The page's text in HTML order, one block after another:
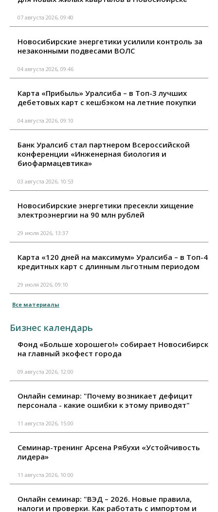
07 августа 2026, 09:40
Новосибирские энергетики усилили контроль за
незаконными подвесами ВОЛС
04 августа 2026, 09:46
Карта «Прибыль» Уралсиба – в Топ-3 лучших
дебетовых карт с кешбэком на летние покупки
04 августа 2026, 09:10
Банк Уралсиб стал партнером Всероссийской
конференции «Инженерная биология и
биофармацевтика»
03 августа 2026, 10:53
Новосибирские энергетики пресекли хищение
электроэнергии на 90 млн рублей
29 июля 2026, 13:37
Карта «120 дней на максимум» Уралсиба – в Топ-4
кредитных карт с длинным льготным периодом
29 июля 2026, 09:10
Все материалы
Бизнес календарь
Фонд «Больше хорошего!» собирает Новосибирск
на главный экофест города
09 августа 2026, 12:00
Онлайн семинар: "Почему возникает дефицит
персонала - какие ошибки к этому приводят"
11 августа 2026, 15:00
Семинар-тренинг Арсена Рябухи «Устойчивость
лидера»
11 августа 2026, 10:00
Онлайн семинар: "ВЭД – 2026. Новые правила,
налоги и проверки. Как работать с импортом и